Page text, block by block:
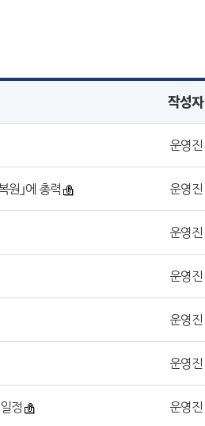
작성자
운영진
원｣에 총력 운영진
운영진
운영진
운영진
운영진
정 운영진